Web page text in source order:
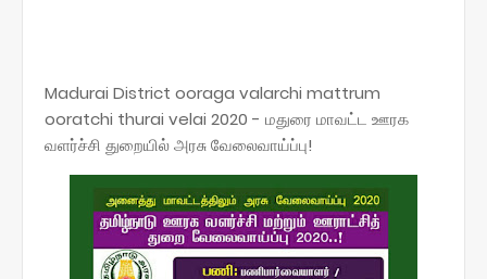
Madurai District ooraga valarchi mattrum
ooratchi thurai velai 2020 - மதுரை மாவட்ட ஊரக
வளர்ச்சி துறையில் அரசு வேலைவாய்ப்பு!